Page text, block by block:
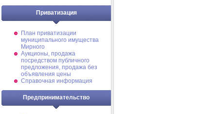
Приватизация
План приватизации
муниципального имущества
Мирного
Аукционы, продажа
посредством публичного
предложения, продажа без
объявления цены
Справочная информация
Предпринимательство